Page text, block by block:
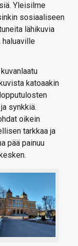
Yleisilme
sosiaaliseen
lähikuvia
haluaville
katoaakin
synkkiä.
oikein
tarkkaa ja
pää painuu